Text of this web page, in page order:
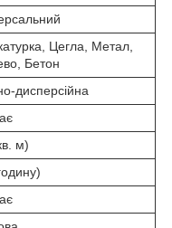
Цегла, Метал,
Бетон
дисперсійна
м)